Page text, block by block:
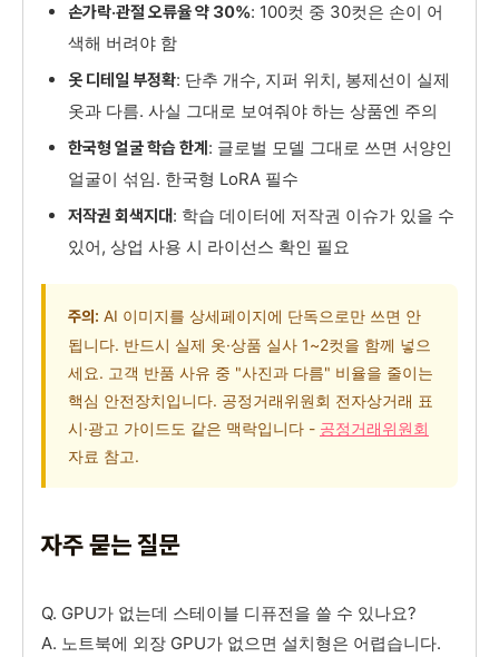
손가락·관절 오류율 약 30%: 100컷 중 30컷은 손이 어
색해 버려야 함
옷 디테일 부정확: 단추 개수, 지퍼 위치, 봉제선이 실제
옷과 다름. 사실 그대로 보여줘야 하는 상품엔 주의
한국형 얼굴 학습 한계 : 글로벌 모델 그대로 쓰면 서양인
얼굴이 섞임. 한국형 LoRA 필수
저작권 회색지대: 학습 데이터에 저작권 이슈가 있을 수
있어, 상업 사용 시 라이선스 확인 필요
주의: AI 이미지를 상세페이지에 단독으로만 쓰면 안
됩니다. 반드시 실제 옷·상품 실사 1~2컷을 함께 넣으
세요. 고객 반품 사유 중 "사진과 다름" 비율을 줄이는
핵심 안전장치입니다. 공정거래위원회 전자상거래 표
시·광고 가이드도 같은 맥락입니다 - 공정거래위원회
자료 참고.
자주 묻는 질문
Q. GPU가 없는데 스테이블 디퓨전을 쓸 수 있나요?
A. 노트북에 외장 GPU가 없으면 설치형은 어렵습니다.